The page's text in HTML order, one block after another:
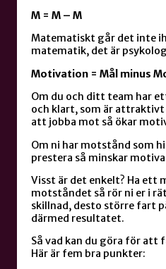
M = M – M
Matematiskt går det inte
matematik, det är
Motivation = Mål minus
Om du och ditt team har
och klart, som är attraktivt
att jobba mot så ökar
Om ni har motstånd som
prestera så minskar
Visst är det enkelt? Ha ett
motståndet så rör ni er i
skillnad, desto större fart
därmed resultatet.
Så vad kan du göra för att
Här är fem bra punkter: